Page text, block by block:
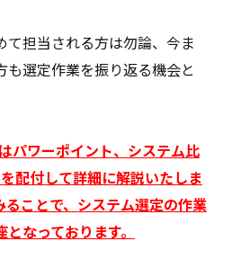
て担当される方は勿論、今ま
も選定作業を振り返る機会と
はパワーポイント、システム比
配付して詳細に解説いたしま
ることで、システム選定の作業
なっております。